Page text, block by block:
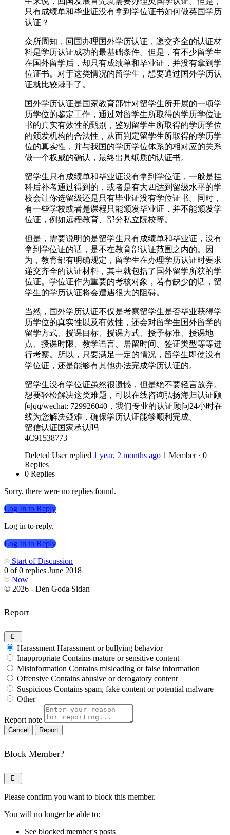
只有成绩单和毕业证没有拿到学位证书如何做英国学历
认证？
众所周知，回国办理国外学历认证，递交齐全的认证材
料是学历认证成功的最基础条件。但是，有不少留学生
在国外留学后，却只有成绩单和毕业证，并没有拿到学
位证书。对于这类情况的留学生，想要通过国外学历认
证就比较棘手了。
国外学历认证是国家教育部针对留学生所开展的一项学
历学位的鉴定工作，通过对留学生所取得的学历学位证
书的真实有效性的甄别，鉴别留学生所取得的学历学位
的颁发机构的合法性，从而判定留学生所取得的学历学
位的真实性，并与我国的学历学位体系的相对应的关系
做一个权威的确认，最终出具纸质的认证书。
留学生只有成绩单和毕业证没有拿到学位证，一般是挂
科后补考通过得到的，或者是有大四达到留级水平的学
校会让你选留级还是只有毕业证没有学位证书。同时，
有一些学校或者是课程只能颁发毕业证，并不能颁发学
位证，例如远程教育、部分私立院校等。
但是，需要说明的是留学生只有成绩单和毕业证，没有
拿到学位证的话，是不在教育部认证范围之内的。因
为，教育部有明确规定，留学生在办理学历认证时要求
递交齐全的认证材料，其中就包括了国外留学所获的学
位证。学位证作为重要的考核对象，若有缺少的话，留
学生的学历认证将会遭遇很大的阻碍。
当然，国外学历认证不仅是考察留学生是否毕业获得学
历学位的真实性以及有效性，还会对留学生国外留学的
留学方式、授课目标、授课方式、授予标准、授课地
点、授课时限、教学语言、居留时间、签证类型等等进
行考察。所以，只要满足一定的情况，留学生即使没有
学位证，还是能够有其他办法完成学历认证的。
留学生没有学位证虽然很遗憾，但是绝不要轻言放弃。
想要轻松解决这类难题，可以在线咨询弘扬海归认证顾
问qq/wechat: 729926040，我们专业的认证顾问24小时在
线为您解决疑难，确保学历认证能够顺利完成。
留信认证国家承认吗
4C91538773
Deleted User replied 1 year, 2 months ago 1 Member · 0
Replies
0 Replies
Sorry, there were no replies found.
Log In to Reply
Log in to reply.
Log In to Reply
Start of Discussion
0 of0 replies June 2018
Now
© 2026 - Den Goda Sidan
Report
Harassment Harassment or bullying behavior
Inappropriate Contains mature or sensitive content
Misinformation Contains misleading or false information
Offensive Contains abusive or derogatory content
Suspicious Contains spam, fake content or potential malware
Other
Report note
Report
Block Member?
Please confirm you want to block this member.
You will no longer be able to:
See blocked member's posts